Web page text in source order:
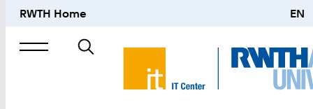
RWTH Home EN
Suche
nach